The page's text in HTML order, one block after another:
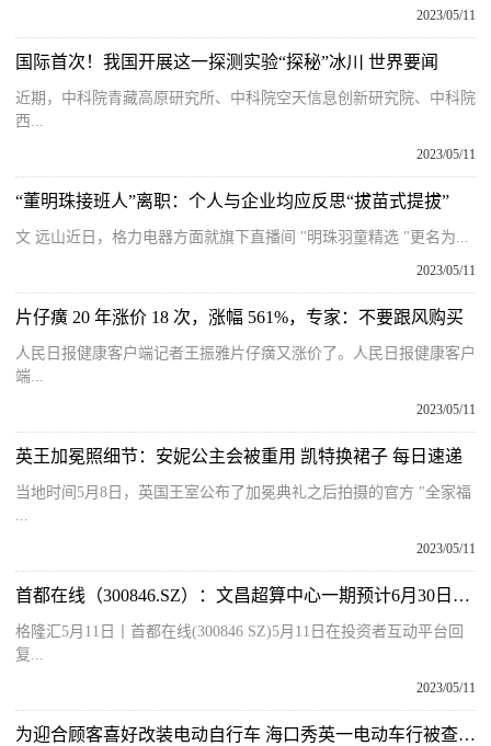
2023/05/11
国际首次！我国开展这一探测实验“探秘”冰川 世界要闻
近期，中科院青藏高原研究所、中科院空天信息创新研究院、中科院
西...
2023/05/11
“董明珠接班人”离职：个人与企业均应反思“拔苗式提拔”
文 远山近日，格力电器方面就旗下直播间 "明珠羽童精选 "更名为...
2023/05/11
片仔癀 20 年涨价 18 次，涨幅 561%，专家：不要跟风购买
人民日报健康客户端记者王振雅片仔癀又涨价了。人民日报健康客户
端...
2023/05/11
英王加冕照细节：安妮公主会被重用 凯特换裙子 每日速递
当地时间5月8日，英国王室公布了加冕典礼之后拍摄的官方 "全家福
...
2023/05/11
首都在线（300846.SZ）：文昌超算中心一期预计6月30日前投入使用|天天播报
格隆汇5月11日丨首都在线(300846 SZ)5月11日在投资者互动平台回
复...
2023/05/11
为迎合顾客喜好改装电动自行车 海口秀英一电动车行被查处_每日快播